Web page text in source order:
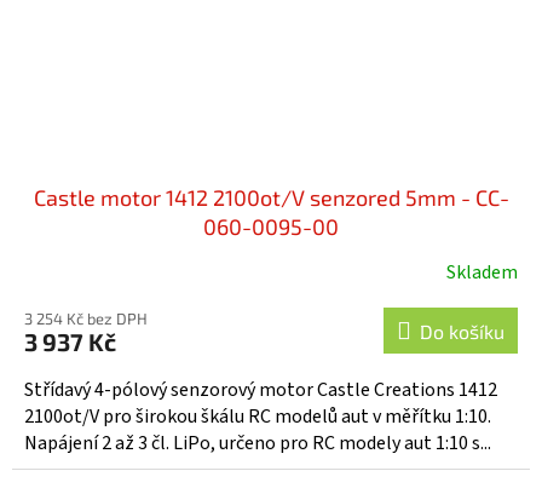
Castle motor 1412 2100ot/V senzored 5mm - CC-
060-0095-00
Skladem
3 254 Kč bez DPH
3 937 Kč Do košíku
Střídavý 4-pólový senzorový motor Castle Creations 1412
2100ot/V pro širokou škálu RC modelů aut v měřítku 1:10.
Napájení 2 až 3 čl. LiPo, určeno pro RC modely aut 1:10 s...